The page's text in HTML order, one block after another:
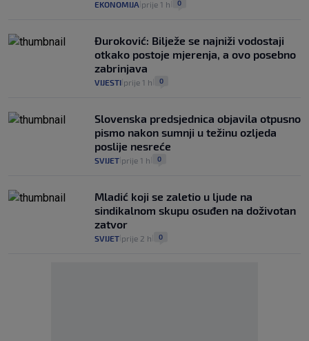
EKONOMIJA prije 1 h 0
Đuroković: Bilježe se najniži vodostaji
otkako postoje mjerenja, a ovo posebno
zabrinjava
VIJESTI prije 1 h 0
Slovenska predsjednica objavila otpusno
pismo nakon sumnji u težinu ozljeda
poslije nesreće
SVIJET prije 1 h 0
Mladić koji se zaletio u ljude na
sindikalnom skupu osuđen na doživotan
zatvor
SVIJET prije 2 h 0